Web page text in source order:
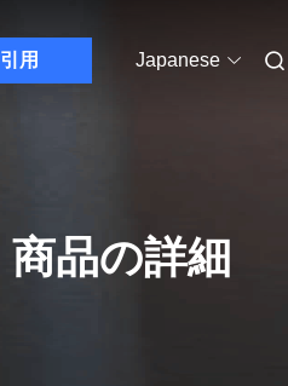
引用 Japanese
商品の詳細